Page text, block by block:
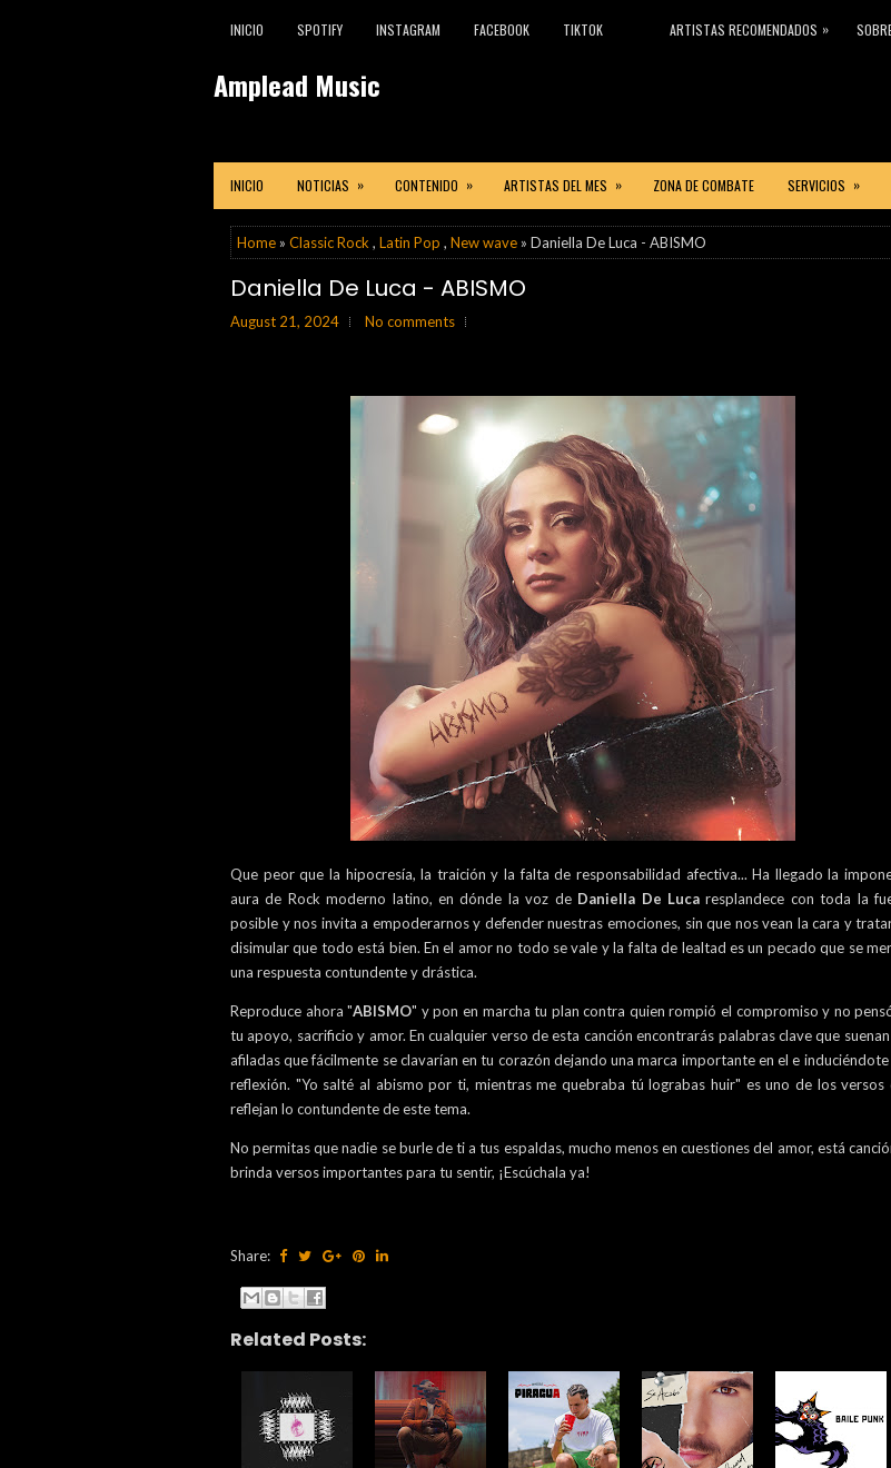
INICIO SPOTIFY INSTAGRAM FACEBOOK TIKTOK ARTISTAS RECOMENDADOS »
Amplead Music
INICIO NOTICIAS » CONTENIDO » ARTISTAS DEL MES » ZONA DE COMBATE SERVICIOS »
Home » Classic Rock , Latin Pop , New wave » Daniella De Luca - ABISMO
Daniella De Luca - ABISMO
August 21, 2024 No comments
Que peor que la hipocresía, la traición y la falta de responsabilidad afectiva... Ha llegado la
aura de Rock moderno latino, en dónde la voz de Daniella De Lucaresplandece con toda la
posible y nos invita a empoderarnos y defender nuestras emociones, sin que nos vean la cara y
disimular que todo está bien. En el amor no todo se vale y la falta de lealtad es un pecado que se
una respuesta contundente y drástica.
Reproduce ahora "ABISMO" y pon en marcha tu plan contra quien rompió el compromiso y no
tu apoyo, sacrificio y amor. En cualquier verso de esta canción encontrarás palabras clave que
afiladas que fácilmente se clavarían en tu corazón dejando una marca importante en el e induciéndote
reflexión. "Yo salté al abismo por ti, mientras me quebraba tú lograbas huir" es uno de los versos
reflejan lo contundente de este tema.
No permitas que nadie se burle de ti a tus espaldas, mucho menos en cuestiones del amor, está
brinda versos importantes para tu sentir, ¡Escúchala ya!
Share:
Related Posts: